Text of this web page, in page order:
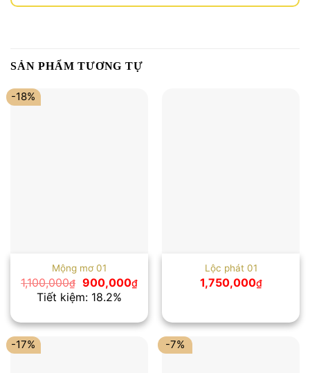
SẢN PHẨM TƯƠNG TỰ
-18%
Mộng mơ 01
1,100,000₫ Giá
gốc
là:
900,000₫Giá
hiện
là:
900,000₫.
Tiết kiệm: 18.2%
Lộc phát 01
1,750,000₫
-17% -7%